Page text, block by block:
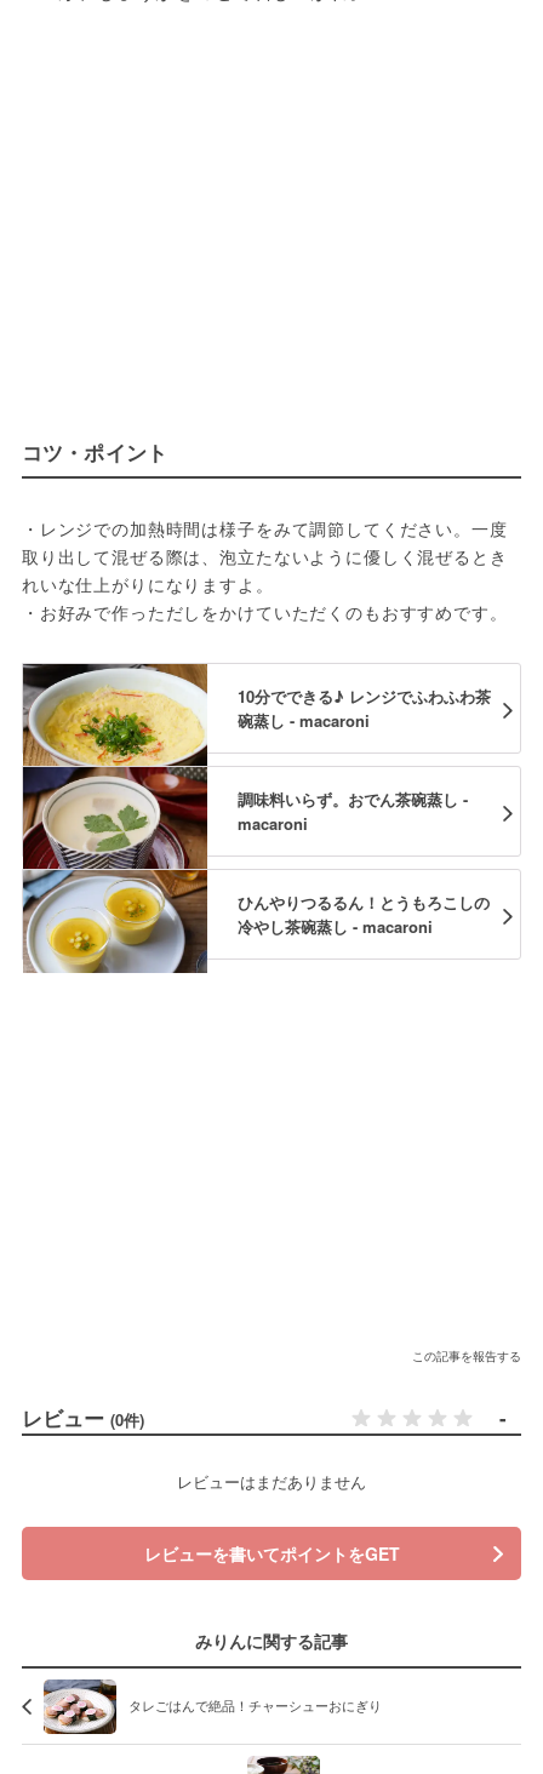
コツ・ポイント
・レンジでの加熱時間は様子をみて調節してください。一度
取り出して混ぜる際は、泡立たないように優しく混ぜるとき
れいな仕上がりになりますよ。
・お好みで作っただしをかけていただくのもおすすめです。
10分でできる♪ レンジでふわふわ茶
碗蒸し - macaroni
調味料いらず。おでん茶碗蒸し -
macaroni
ひんやりつるるん！とうもろこしの
冷やし茶碗蒸し - macaroni
この記事を報告する
レビュー (0件) -
レビューはまだありません
レビューを書いてポイントをGET
みりんに関する記事
タレごはんで絶品！チャーシューおにぎり